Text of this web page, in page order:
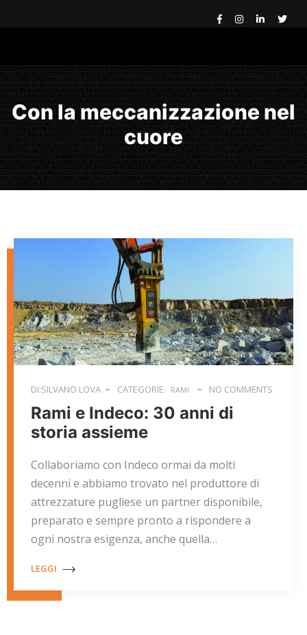
Con la meccanizzazione nel
cuore
DI:SILVANO LOVA CATEGORIE: RAMI NO COMMENTS
Rami e Indeco: 30 anni di
storia assieme
Collaboriamo con Indeco ormai da molti
decenni e abbiamo trovato nel produttore di
attrezzature pugliese un partner disponibile,
preparato e sempre pronto a rispondere a
ogni nostra esigenza, anche quella…
LEGGI